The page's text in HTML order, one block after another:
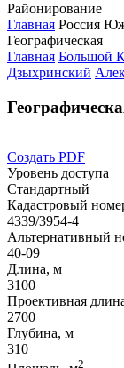
Районирование
Главная Россия
Географическая
Главная Большой
Дзыхринский
Создать PDF
Уровень доступа
Стандартный
Кадастровый
4339/3954-4
Альтернативный
40-09
Длина, м
3100
Проективная
2700
Глубина, м
310
2